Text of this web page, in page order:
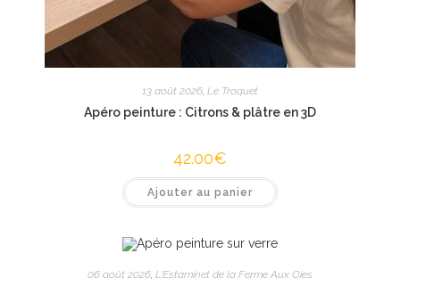
13 août 2026, Le Troquet
Apéro peinture : Citrons & plâtre en 3D
42.00€
Ajouter au panier
06 août 2026, L'Estaminet de la Ferme Aux Oies